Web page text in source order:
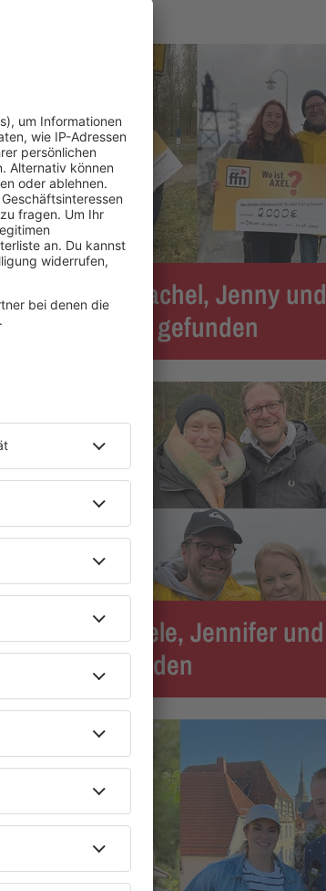
mit euch!
2025? Rachel, Jenny und
haben ihn gefunden
2024? Nele, Jennifer und
ihn gefunden